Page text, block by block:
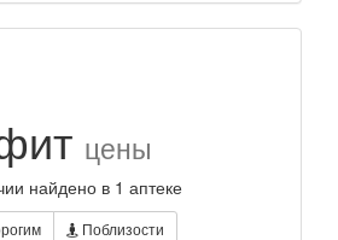
цены
найдено в 1 аптеке
Поблизости